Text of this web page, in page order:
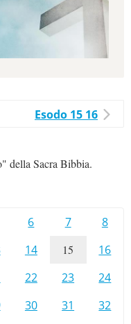
Esodo 15 16
della Sacra Bibbia.
6 7
8
14 15
16
22 23
24
30 31
32